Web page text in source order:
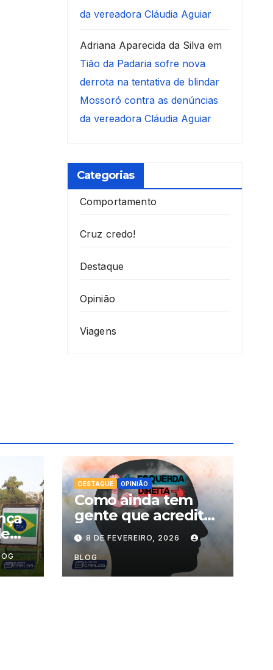
da vereadora Cláudia Aguiar
Adriana Aparecida da Silvaem
Tião da Padaria sofre nova
derrota na tentativa de blindar
Mossoró contra as denúncias
da vereadora Cláudia Aguiar
Categorias
Comportamento
Cruz credo!
Destaque
Opinião
Viagens
DESTAQUE OPINIÃO
Como ainda tem
gente que acredita
nessa balela de
esquerda
comunista e direita
libertária?
8 DE FEVEREIRO, 2026
BLOG